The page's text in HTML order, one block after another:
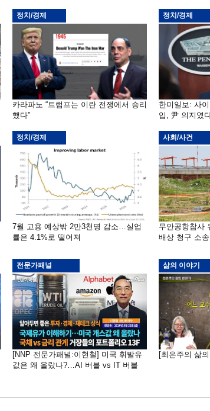
정치/경제
카라파노 “트럼프는 이란 전쟁에서 승리
했다”
정치/경제
한미일보: 사
입, 尹 의지였
정치/경제
7월 고용 예상밖 2만3천명 감소…실업
률은 4.1%로 떨어져
사회/사건
무안공항참사
배상 청구 소
전문가패널
[NNP 전문가패널:이현철] 미국 휘발유
값은 왜 올랐나?…AI 버블 vs IT 버블
삶의 이야기
[최은주의 삶